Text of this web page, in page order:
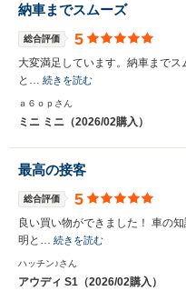
納車までスムーズ
総合評価 5
大変満足しています。納車まで
と… 続きを読む
ａ６ｏｐさん
ミニ ミニ（2026/02購入）
最高の接客
総合評価 5
良い買い物ができました！ 車の
明と… 続きを読む
ハッチン♪さん
アウディ S1（2026/02購入）